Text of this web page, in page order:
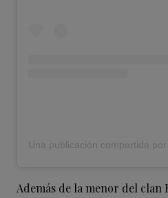
Además de la menor del clan